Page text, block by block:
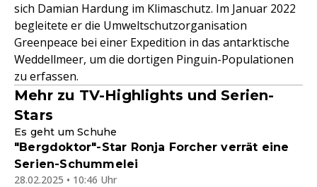
sich Damian Hardung im Klimaschutz. Im Januar 2022
begleitete er die Umweltschutzorganisation
Greenpeace bei einer Expedition in das antarktische
Weddellmeer, um die dortigen Pinguin-Populationen
zu erfassen.
Mehr zu TV-Highlights und Serien-
Stars
Es geht um Schuhe
"Bergdoktor"-Star Ronja Forcher verrät eine
Serien-Schummelei
28.02.2025 • 10:46 Uhr